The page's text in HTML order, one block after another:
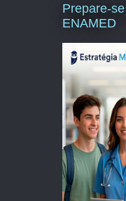
Prepare-
ENAMED